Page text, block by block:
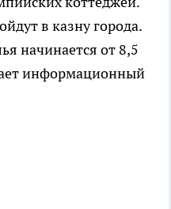
в казну города.
начинается от 8,5
информационный